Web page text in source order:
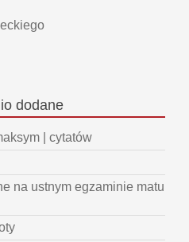
dodane
| cytatów
na ustnym egzaminie matu